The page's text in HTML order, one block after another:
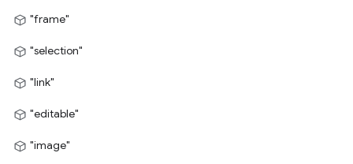
"frame"
"selection"
"link"
"editable"
"image"